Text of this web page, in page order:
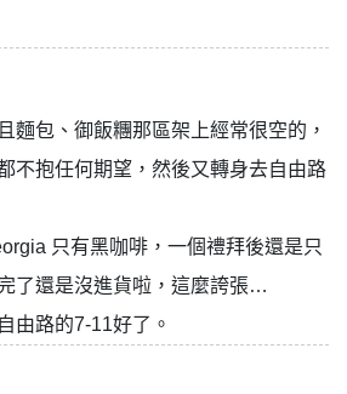
麵包、御飯糰那區架上經常很空的，
不抱任何期望，然後又轉身去自由路
只有黑咖啡，一個禮拜後還是只
了還是沒進貨啦，這麼誇張…
由路的7-11好了。